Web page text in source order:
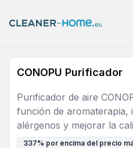
CONOPU Purificador
Purificador de aire
función de aromaterapia,
alérgenos y mejorar la
337% por encima del precio